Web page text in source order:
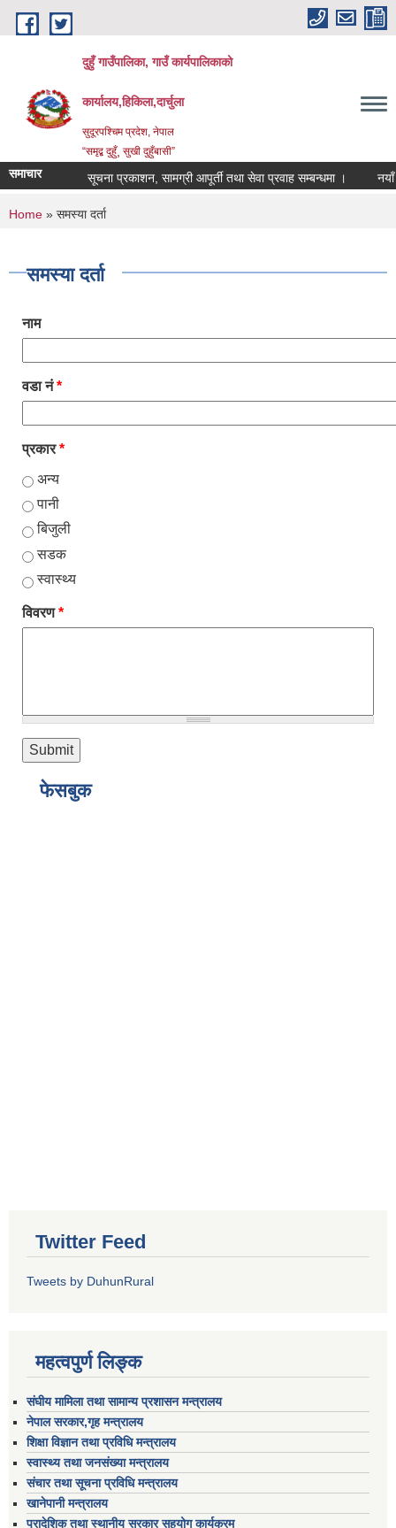
Skip to main content
दुहुँ गाउँपालिका, गाउँ कार्यपालिकाको
कार्यालय,हिकिला,दार्चुला
सुदूरपश्चिम प्रदेश, नेपाल
“समृद्ब दुहुँ¸ सुखी दुहुँबासी”
समाचार सूचना प्रकाशन, सामग्री आपूर्ती तथा सेवा प्रवाह सम्बन्धमा । नयाँ
You are here
Home » समस्या दर्ता
समस्या दर्ता
नाम
वडा नं*
प्रकार*
अन्य
पानी
बिजुली
सडक
स्वास्थ्य
विवरण*
फेसबुक
Twitter Feed
Tweets by DuhunRural
महत्वपुर्ण लिङ्क
संघीय मामिला तथा सामान्य प्रशासन मन्त्रालय
नेपाल सरकार,गृह मन्त्रालय
शिक्षा विज्ञान तथा प्रविधि मन्त्रालय
स्वास्थ्य तथा जनसंख्या मन्त्रालय
संचार तथा सूचना प्रविधि मन्त्रालय
खानेपानी मन्त्रालय
प्रादेशिक तथा स्थानीय सरकार सहयोग कार्यक्रम